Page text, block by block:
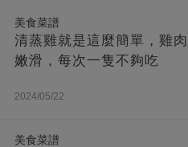
美食菜譜
清蒸雞就是這麼簡單，雞肉
嫩滑，每次一隻不夠吃
2024/05/22
美食菜譜